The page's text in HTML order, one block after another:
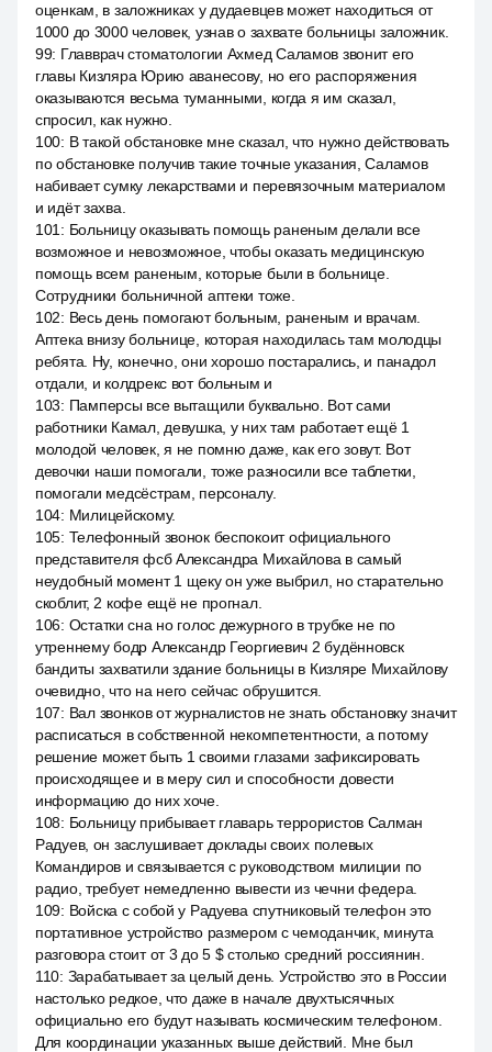
оценкам, в заложниках у дудаевцев может находиться от
1000 до 3000 человек, узнав о захвате больницы заложник.
99: Главврач стоматологии Ахмед Саламов звонит его
главы Кизляра Юрию аванесову, но его распоряжения
оказываются весьма туманными, когда я им сказал,
спросил, как нужно.
100: В такой обстановке мне сказал, что нужно действовать
по обстановке получив такие точные указания, Саламов
набивает сумку лекарствами и перевязочным материалом
и идёт захва.
101 : Больницу оказывать помощь раненым делали все
возможное и невозможное, чтобы оказать медицинскую
помощь всем раненым, которые были в больнице.
Сотрудники больничной аптеки тоже.
102: Весь день помогают больным, раненым и врачам.
Аптека внизу больнице, которая находилась там молодцы
ребята. Ну, конечно, они хорошо постарались, и панадол
отдали, и колдрекс вот больным и
103: Памперсы все вытащили буквально. Вот сами
работники Камал, девушка, у них там работает ещё 1
молодой человек, я не помню даже, как его зовут. Вот
девочки наши помогали, тоже разносили все таблетки,
помогали медсёстрам, персоналу.
104: Милицейскому.
105: Телефонный звонок беспокоит официального
представителя фсб Александра Михайлова в самый
неудобный момент 1 щеку он уже выбрил, но старательно
скоблит, 2 кофе ещё не прогнал.
106: Остатки сна но голос дежурного в трубке не по
утреннему бодр Александр Георгиевич 2 будённовск
бандиты захватили здание больницы в Кизляре Михайлову
очевидно, что на него сейчас обрушится.
107: Вал звонков от журналистов не знать обстановку значит
расписаться в собственной некомпетентности, а потому
решение может быть 1 своими глазами зафиксировать
происходящее и в меру сил и способности довести
информацию до них хоче.
108: Больницу прибывает главарь террористов Салман
Радуев, он заслушивает доклады своих полевых
Командиров и связывается с руководством милиции по
радио, требует немедленно вывести из чечни федера.
109: Войска с собой у Радуева спутниковый телефон это
портативное устройство размером с чемоданчик, минута
разговора стоит от 3 до 5 $ столько средний россиянин.
110: Зарабатывает за целый день. Устройство это в России
настолько редкое, что даже в начале двухтысячных
официально его будут называть космическим телефоном.
Для координации указанных выше действий. Мне был